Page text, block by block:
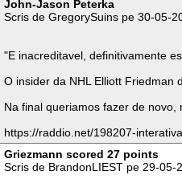
John-Jason Peterka
Scris de GregorySuins pe 30-05-
"E inacreditavel, definitivamente
O insider da NHL Elliott Friedman
Na final queriamos fazer de
https://raddio.net/198207-
Griezmann scored 27 points
Scris de BrandonLIEST pe 29-05-